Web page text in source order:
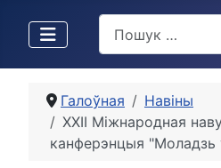
Галоўная
Навіны
XXII Міжнародная
канферэнцыя